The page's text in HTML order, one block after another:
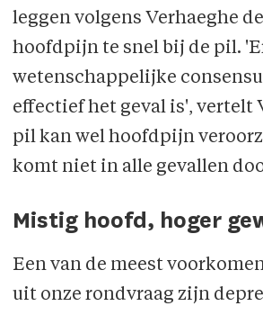
leggen volgens Verhaeghe
hoofdpijn te snel bij de pil.
wetenschappelijke
effectief het geval is', vertelt
pil kan wel hoofdpijn
komt niet in alle gevallen
Mistig hoofd, hoger
Een van de meest
uit onze rondvraag zijn